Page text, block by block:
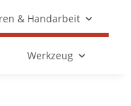
& Handarbeit
Werkzeug